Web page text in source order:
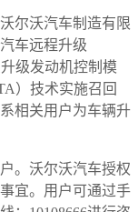
尔沃汽车制造有限
车远程升级
级发动机控制模
）技术实施召回
相关用户为车辆升
。沃尔沃汽车授权
宜。用户可通过手